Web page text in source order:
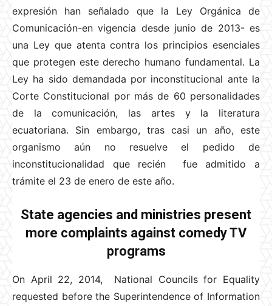
expresión han señalado que la Ley Orgánica de
Comunicación-en vigencia desde junio de 2013- es
una Ley que atenta contra los principios esenciales
que protegen este derecho humano fundamental. La
Ley ha sido demandada por inconstitucional ante la
Corte Constitucional por más de 60 personalidades
de la comunicación, las artes y la literatura
ecuatoriana. Sin embargo, tras casi un año, este
organismo aún no resuelve el pedido de
inconstitucionalidad que recién fue admitido a
trámite el 23 de enero de este año.
State agencies and ministries present
more complaints against comedy TV
programs
On April 22, 2014, National Councils for Equality
requested before the Superintendence of Information